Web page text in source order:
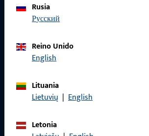
Nuestro equipo de atención al cliente
ayudarle con cualquier pregunta
con nosotros por teléfono o correo
Llámenos
Rusia
русский
Reino Unido
English
Lituania
Lietuvių | English
Letonia